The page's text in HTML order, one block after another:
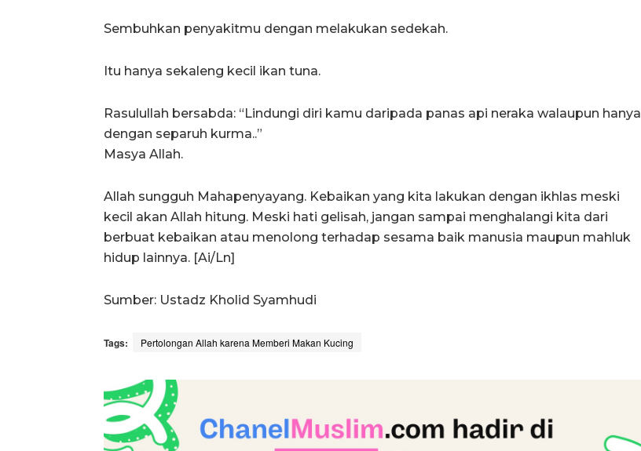
Sembuhkan penyakitmu dengan melakukan sedekah.
Itu hanya sekaleng kecil ikan tuna.
Rasulullah bersabda: “Lindungi diri kamu daripada panas api neraka walaupun hanya
dengan separuh kurma..”
Masya Allah.
Allah sungguh Mahapenyayang. Kebaikan yang kita lakukan dengan ikhlas meski
kecil akan Allah hitung. Meski hati gelisah, jangan sampai menghalangi kita dari
berbuat kebaikan atau menolong terhadap sesama baik manusia maupun mahluk
hidup lainnya. [Ai/Ln]
Sumber: Ustadz Kholid Syamhudi
Tags: Pertolongan Allah karena Memberi Makan Kucing